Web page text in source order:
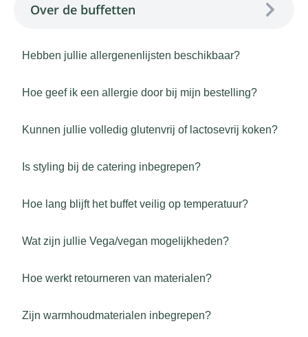
Over de buffetten
Hebben jullie allergenenlijsten beschikbaar?
Hoe geef ik een allergie door bij mijn bestelling?
Kunnen jullie volledig glutenvrij of lactosevrij koken?
Is styling bij de catering inbegrepen?
Hoe lang blijft het buffet veilig op temperatuur?
Wat zijn jullie Vega/vegan mogelijkheden?
Hoe werkt retourneren van materialen?
Zijn warmhoudmaterialen inbegrepen?